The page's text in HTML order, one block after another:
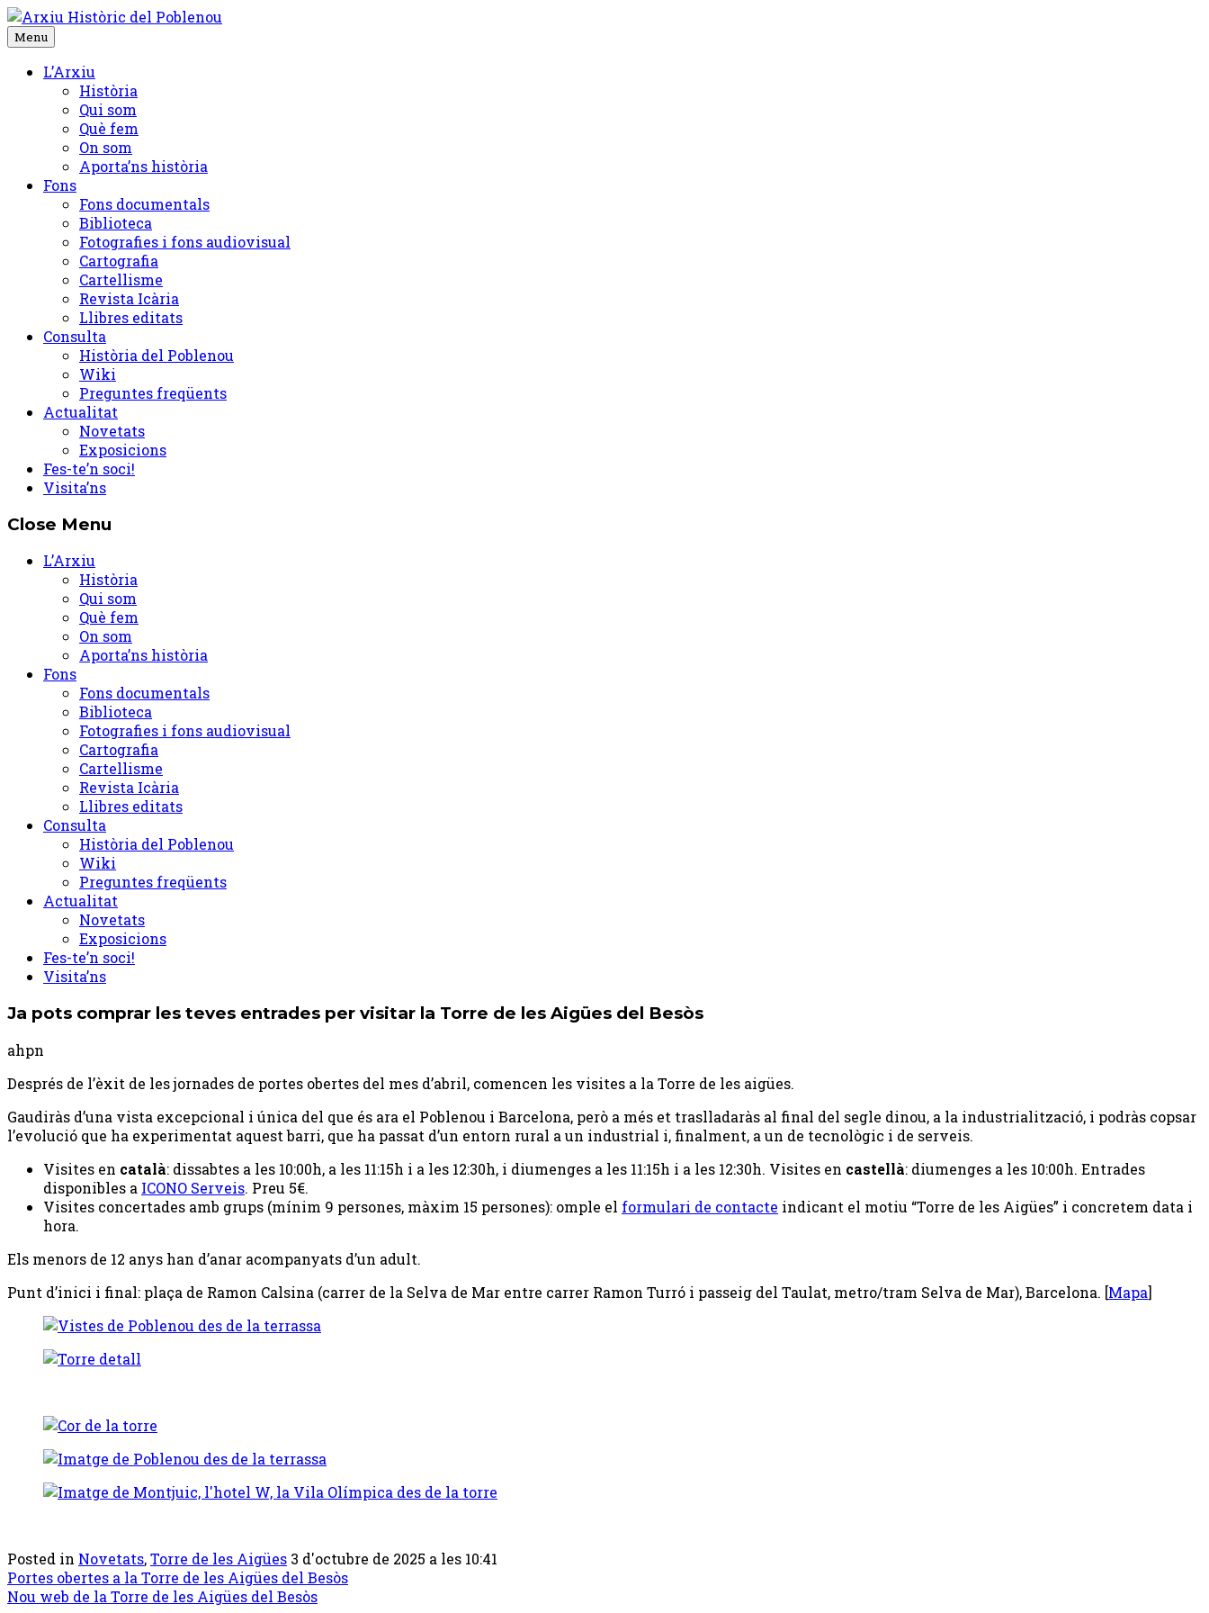
Skip
to
content
Menu
L’Arxiu
Història
Qui som
Què fem
On som
Aporta’ns història
Fons
Fons documentals
Biblioteca
Fotografies i fons audiovisual
Cartografia
Cartellisme
Revista Icària
Llibres editats
Consulta
Història del Poblenou
Wiki
Preguntes freqüents
Actualitat
Novetats
Exposicions
Fes-te’n soci!
Visita’ns
Close Menu
L’Arxiu
Història
Qui som
Què fem
On som
Aporta’ns història
Fons
Fons documentals
Biblioteca
Fotografies i fons audiovisual
Cartografia
Cartellisme
Revista Icària
Llibres editats
Consulta
Història del Poblenou
Wiki
Preguntes freqüents
Actualitat
Novetats
Exposicions
Fes-te’n soci!
Visita’ns
Ja pots comprar les teves entrades per visitar la Torre de les Aigües del Besòs
ahpn
Després de l’èxit de les jornades de portes obertes del mes d’abril, comencen les visites a la Torre de les aigües.
Gaudiràs d’una vista excepcional i única del que és ara el Poblenou i Barcelona, però a més et traslladaràs al final del segle dinou, a la industrialització, i podràs copsar
l’evolució que ha experimentat aquest barri, que ha passat d’un entorn rural a un industrial i, finalment, a un de tecnològic i de serveis.
Visites en català: dissabtes​ ​a les 10:00h, a les 11:15h i a les 12:30h,​ i diumenges a les 11:15h i a les 12:30h.​​ V​isites en castellà: diumenges a les 10:00h. Entrades
disponibles a ICONO Serveis. Preu 5€.
Visites concertades amb grups (mínim 9 persones, màxim 15 persones): omple el formulari de contacte indicant el motiu “Torre de les Aigües” i concretem data i
hora.
Els menors de 12 anys han d’anar acompanyats d’un adult.
Punt d’inici i final: plaça de Ramon Calsina (carrer de la Selva de Mar entre carrer Ramon Turró i passeig del Taulat, metro/tram Selva de Mar), Barcelona. [Mapa]
Posted in Novetats,Torre de les Aigües 3 d'octubre de 2025 a les 10:41
Post
navigation
Portes obertes a la Torre de les Aigües del Besòs
Nou web de la Torre de les Aigües del Besòs